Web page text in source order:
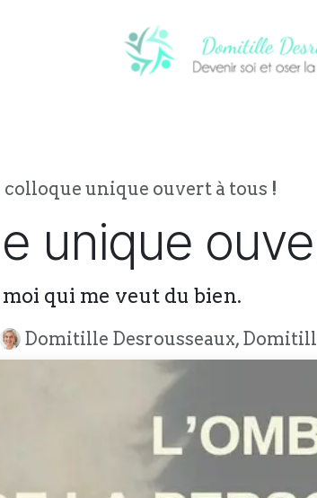
colloque unique ouvert à tous !
unique
qui me veut du bien.
Domitille Desrousseaux,